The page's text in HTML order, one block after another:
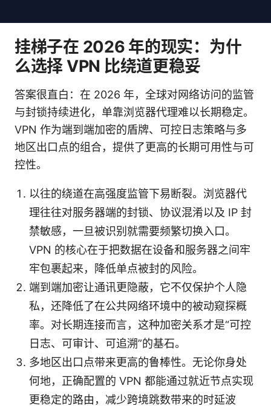
挂梯子在 2026 年的现实：为什
么选择 VPN 比绕道更稳妥
答案很直白：在 2026 年，全球对网络访问的监管
与封锁持续进化，单靠浏览器代理难以长期稳定。
VPN 作为端到端加密的盾牌、可控日志策略与多
地区出口点的组合，提供了更高的长期可用性与可
控性。
以往的绕道在高强度监管下易断裂。浏览器代
理往往对服务器端的封锁、协议混淆以及 IP 封
禁敏感，一旦被识别就需要频繁切换入口。
VPN 的核心在于把数据在设备和服务器之间牢
牢包裹起来，降低单点被封的风险。
端到端加密让通讯更隐蔽，它不仅保护个人隐
私，还降低了在公共网络环境中的被动窥探概
率。对长期连接而言，这种加密关系才是“可控
日志、可审计、可追溯”的基石。
多地区出口点带来更高的鲁棒性。无论你身处
何地，正确配置的 VPN 都能通过就近节点实现
更稳定的路由，减少跨境跳数带来的时延波